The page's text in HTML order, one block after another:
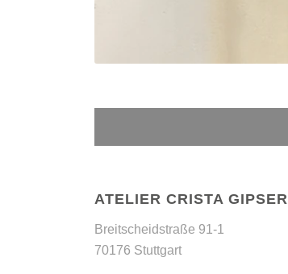
ATELIER CRISTA GIPSER
Breitscheidstraße 91-1
70176 Stuttgart